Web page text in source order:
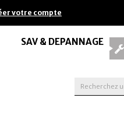
votre compte
SAV & DÉPANNAGE